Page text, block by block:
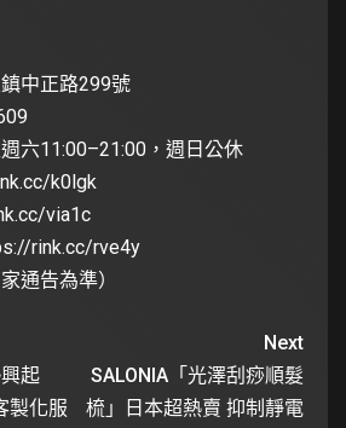
中正路299號
六11:00–21:00，週日公休
k0lgk
via1c
rink.cc/rve4y
通告為準）
起
製化服
Next
SALONIA「光澤刮痧順髮
梳」日本超熱賣 抑制靜電